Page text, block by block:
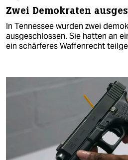
Zwei Demokraten
In Tennessee wurden zwei
ausgeschlossen. Sie hatten an
ein schärferes Waffenrecht